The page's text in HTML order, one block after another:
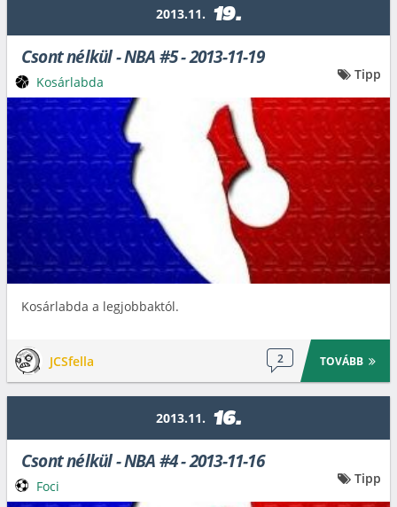
2013.11. 19.
Csont nélkül - NBA #5 - 2013-11-19
Kosárlabda a legjobbaktól.
JCSfella 2 TOVÁBB
Kosárlabda Tipp
2013.11. 16.
Csont nélkül - NBA #4 - 2013-11-16
Foci Tipp